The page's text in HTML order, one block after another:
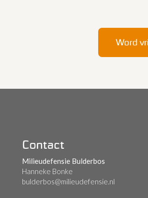
Word
Contact
Milieudefensie Bulderbos
Hanneke Bonke
bulderbos@milieudefensie.nl